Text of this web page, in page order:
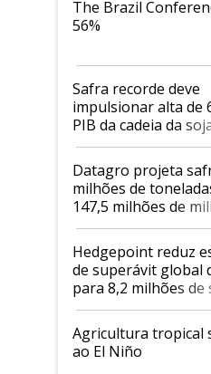
The Brazil
56%
Safra recorde deve
impulsionar alta de
PIB da cadeia da
biodiesel em 2026
Datagro projeta
milhões de
147,5 milhões de
2026/27
Hedgepoint reduz
de superávit global
para 8,2 milhões de
Agricultura tropical
ao El Niño